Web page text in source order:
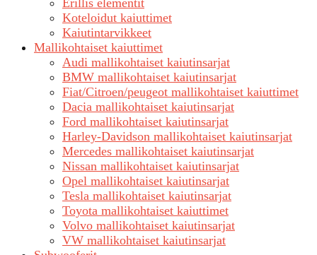
Erillis elementit
Koteloidut kaiuttimet
Kaiutintarvikkeet
Mallikohtaiset kaiuttimet
Audi mallikohtaiset kaiutinsarjat
BMW mallikohtaiset kaiutinsarjat
Fiat/Citroen/peugeot mallikohtaiset kaiuttimet
Dacia mallikohtaiset kaiutinsarjat
Ford mallikohtaiset kaiutinsarjat
Harley-Davidson mallikohtaiset kaiutinsarjat
Mercedes mallikohtaiset kaiutinsarjat
Nissan mallikohtaiset kaiutinsarjat
Opel mallikohtaiset kaiutinsarjat
Tesla mallikohtaiset kaiutinsarjat
Toyota mallikohtaiset kaiuttimet
Volvo mallikohtaiset kaiutinsarjat
VW mallikohtaiset kaiutinsarjat